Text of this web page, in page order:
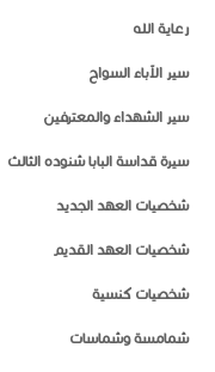
رعاية الله
سير الآباء السواح
سير الشهداء والمعترفين
سيرة قداسة البابا شنوده الثالث
شخصيات العهد الجديد
شخصيات العهد القديم
شخصيات كنسية
شمامسة وشماسات